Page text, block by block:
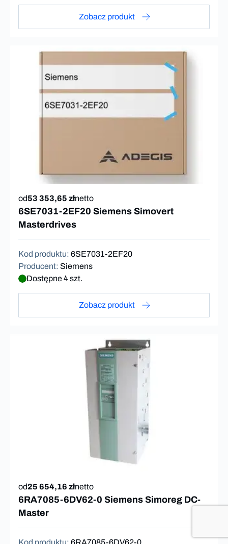
Zobacz produkt
od53 353,65 złnetto
6SE7031-2EF20 Siemens Simovert
Masterdrives
Kod produktu: 6SE7031-2EF20
Producent: Siemens
Dostępne 4 szt.
Zobacz produkt
od25 654,16 złnetto
6RA7085-6DV62-0 Siemens Simoreg DC-
Master
Kod produktu: 6RA7085-6DV62-0